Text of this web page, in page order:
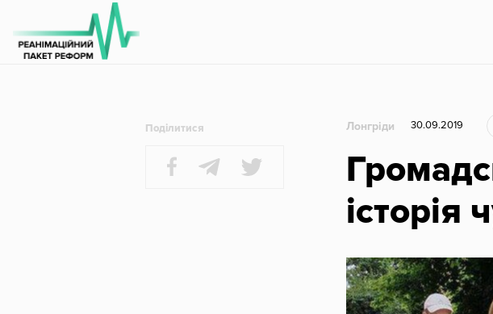
Регіональна
Співпраця
РПР
Поділитися Лонгріди 30.09.2019
історія